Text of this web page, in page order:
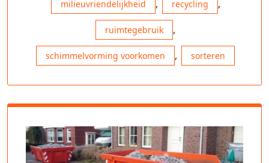
milieuvriendelijkheid , recycling ,
ruimtegebruik ,
schimmelvorming voorkomen , sorteren